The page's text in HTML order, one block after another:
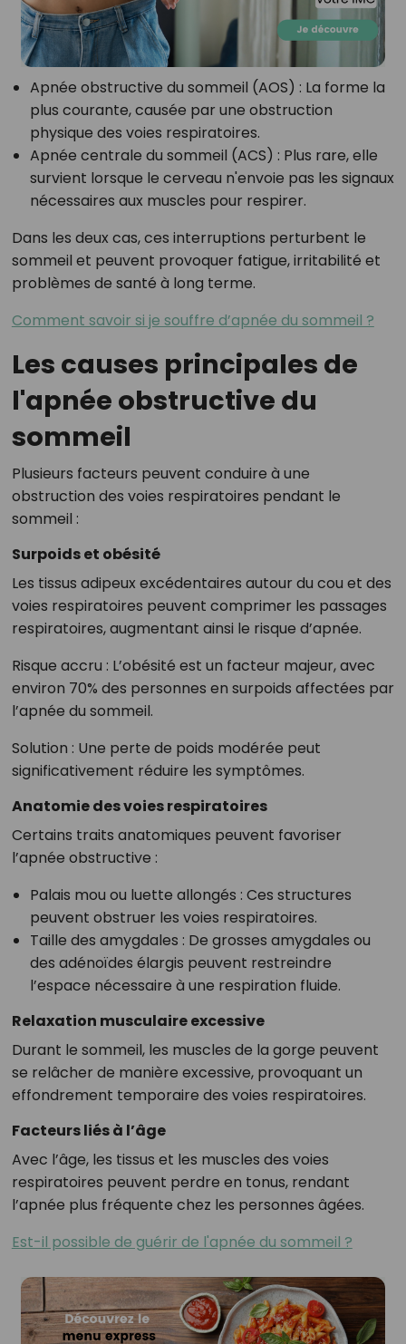
Apnée obstructive du sommeil (AOS) : La forme la
plus courante, causée par une obstruction
physique des voies respiratoires.
Apnée centrale du sommeil (ACS) : Plus rare, elle
survient lorsque le cerveau n'envoie pas les signaux
nécessaires aux muscles pour respirer.
Dans les deux cas, ces interruptions perturbent le
sommeil et peuvent provoquer fatigue, irritabilité et
problèmes de santé à long terme.
Comment savoir si je souffre d’apnée du sommeil ?
Les causes principales de
l'apnée obstructive du
sommeil
Plusieurs facteurs peuvent conduire à une
obstruction des voies respiratoires pendant le
sommeil :
Surpoids et obésité
Les tissus adipeux excédentaires autour du cou et des
voies respiratoires peuvent comprimer les passages
respiratoires, augmentant ainsi le risque d’apnée.
Risque accru : L’obésité est un facteur majeur, avec
environ 70% des personnes en surpoids affectées par
l’apnée du sommeil.
Solution : Une perte de poids modérée peut
significativement réduire les symptômes.
Anatomie des voies respiratoires
Certains traits anatomiques peuvent favoriser
l’apnée obstructive :
Palais mou ou luette allongés : Ces structures
peuvent obstruer les voies respiratoires.
Taille des amygdales : De grosses amygdales ou
des adénoïdes élargis peuvent restreindre
l’espace nécessaire à une respiration fluide.
Relaxation musculaire excessive
Durant le sommeil, les muscles de la gorge peuvent
se relâcher de manière excessive, provoquant un
effondrement temporaire des voies respiratoires.
Facteurs liés à l’âge
Avec l’âge, les tissus et les muscles des voies
respiratoires peuvent perdre en tonus, rendant
l’apnée plus fréquente chez les personnes âgées.
Est-il possible de guérir de l'apnée du sommeil ?